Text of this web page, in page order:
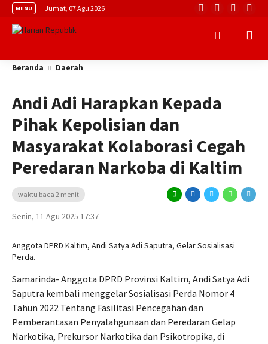
MENU Jumat, 07 Agu 2026
Beranda Daerah
Andi Adi Harapkan Kepada
Pihak Kepolisian dan
Masyarakat Kolaborasi Cegah
Peredaran Narkoba di Kaltim
waktu baca 2 menit
Senin, 11 Agu 2025 17:37
Anggota DPRD Kaltim, Andi Satya Adi Saputra, Gelar Sosialisasi
Perda.
Samarinda- Anggota DPRD Provinsi Kaltim, Andi Satya Adi
Saputra kembali menggelar Sosialisasi Perda Nomor 4
Tahun 2022 Tentang Fasilitasi Pencegahan dan
Pemberantasan Penyalahgunaan dan Peredaran Gelap
Narkotika, Prekursor Narkotika dan Psikotropika, di